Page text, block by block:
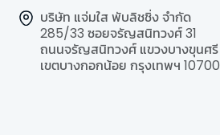
บริษัท แจ่มใส พับลิชชิ่ง จำกัด
285/33 ซอยจรัญสนิทวงศ์ 31
ถนนจรัญสนิทวงศ์ แขวงบางขุนศรี
เขตบางกอกน้อย กรุงเทพฯ 10700